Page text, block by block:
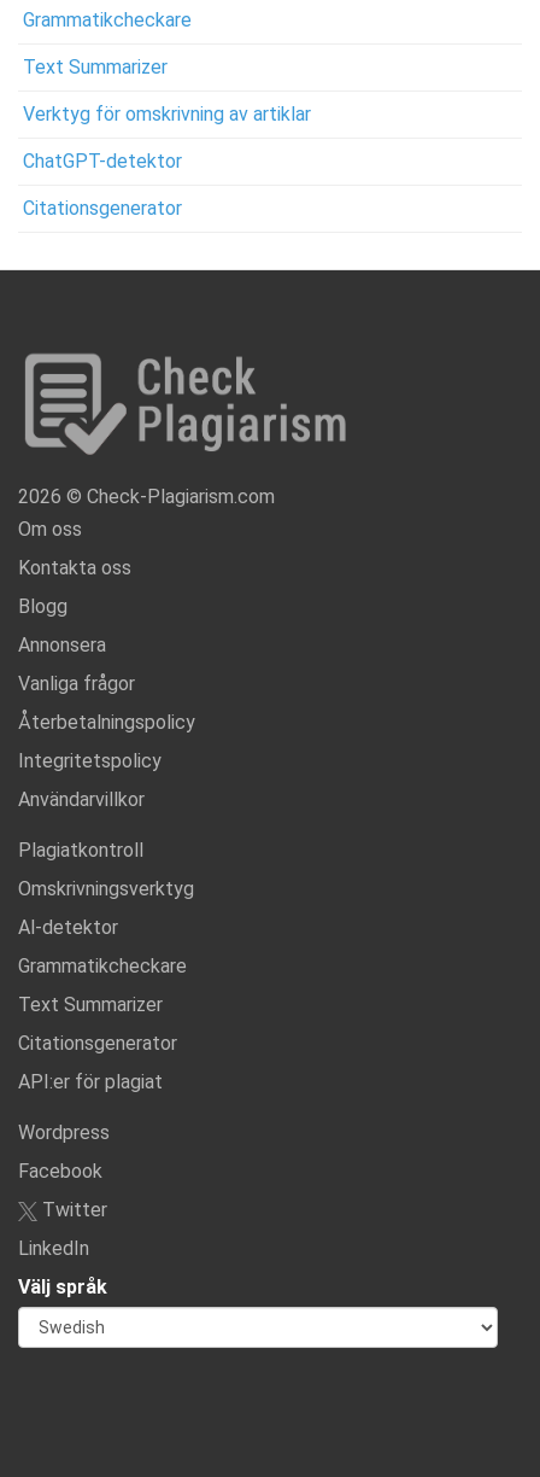
Grammatikcheckare
Text Summarizer
Verktyg för omskrivning av artiklar
ChatGPT-detektor
Citationsgenerator
2026 © Check-Plagiarism.com
Om oss
Kontakta oss
Blogg
Annonsera
Vanliga frågor
Återbetalningspolicy
Integritetspolicy
Användarvillkor
Plagiatkontroll
Omskrivningsverktyg
Al-detektor
Grammatikcheckare
Text Summarizer
Citationsgenerator
API:er för plagiat
Wordpress
Facebook
Twitter
LinkedIn
Välj språk